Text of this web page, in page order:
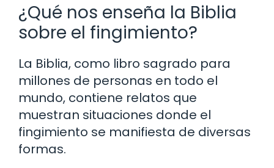
¿Qué nos enseña la Biblia
sobre el fingimiento?
La Biblia, como libro sagrado para
millones de personas en todo el
mundo, contiene relatos que
muestran situaciones donde el
fingimiento se manifiesta de diversas
formas.